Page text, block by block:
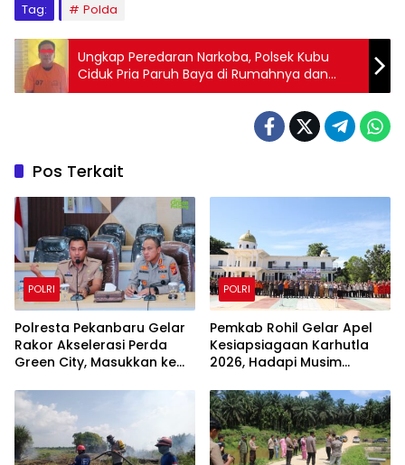
Tag: Polda
Ungkap Peredaran Narkoba, Polsek Kubu
Ciduk Pria Paruh Baya di Rumahnya dan
Amankan 12 Paket BB Siap Edar
Pos Terkait
POLRI
Polresta Pekanbaru Gelar
Rakor Akselerasi Perda
Green City, Masukkan ke
POLRI
Pemkab Rohil Gelar Apel
Kesiapsiagaan Karhutla
2026, Hadapi Musim